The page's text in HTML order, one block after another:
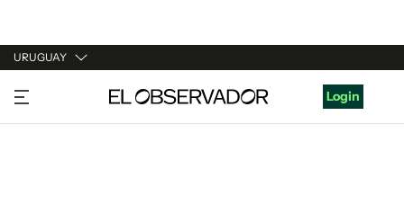
URUGUAY
URUGUAY
ARGENTINA
Login